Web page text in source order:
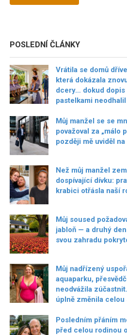
POSLEDNÍ ČLÁNKY
Vrátila se domů
která dokázala
dcery… dokud dopis
pastelkami
Můj manžel se se
považoval za „málo
později mě uviděl
Než můj manžel
dospívající dívku:
krabici otřásla naší
Můj soused
jabloň — a druhý
svou zahradu
Můj nadřízený
aquaparku,
neodvážila
úplně změnila celou
Posledním přáním
před celou rodinou